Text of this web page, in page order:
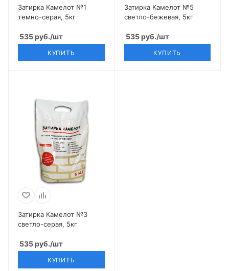
Затирка Камелот №1
темно-серая, 5кг
535руб./шт
КУПИТЬ
Затирка Камелот №5
светло-бежевая, 5кг
535руб./шт
КУПИТЬ
Затирка Камелот №3
светло-серая, 5кг
535руб./шт
КУПИТЬ